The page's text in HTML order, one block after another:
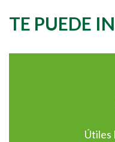
TE PUEDE
Útiles